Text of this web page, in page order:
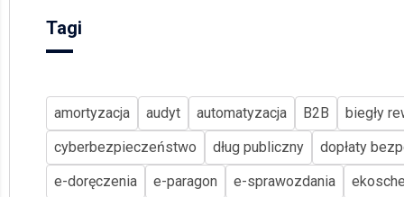
Tagi
amortyzacja audyt automatyzacja B2B
biegły
cyberbezpieczeństwo
dług publiczny
dopłaty
e-doręczenia
e-paragon e-sprawozdania